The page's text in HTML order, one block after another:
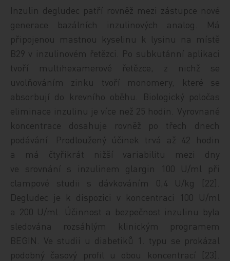
Inzulin degludec patří rovněž mezi zástupce nové
generace bazálních inzulinových analog. Má
připojenou mastnou kyselinu k lysinu na místě
B29 v inzulinovém řetězci. Po subkutánní aplikaci
tvoří multihexamerové řetězce, z nichž se
uvolňováním zinku tvoří monomery, které se
absorbují do krevního oběhu. Biologický poločas
eliminace inzulinu je více než 25 hodin. Vyrovnané
koncentrace dosahuje rovněž po třech dnech
podávání. Prodloužený účinek trvá až 42 hodin
a má čtyřikrát nižší variabilitu mezi dny
ve srovnání s inzulinem glargin 100 U/ml při
clampové studii s dávkováním 0,4 U/kg [22].
Degludec je k dispozici v koncentraci 100 U/ml
a 200 U/ml. Účinnost a bezpečnost inzulinu byla
sledována rozsáhlým klinickým programem
BEGIN. Ve studii u diabetiků 1. typu se prokázal
podobný časový profil u obou koncentrací [23].